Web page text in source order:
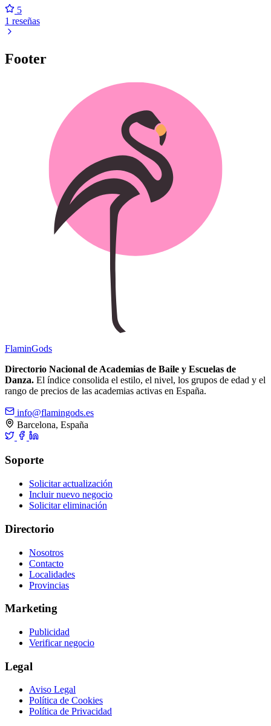
5
1 reseñas
Footer
FlaminGods
Directorio Nacional de Academias de Baile y Escuelas de
Danza. El índice consolida el estilo, el nivel, los grupos de edad y el
rango de precios de las academias activas en España.
info@flamingods.es
Barcelona, España
Soporte
Solicitar actualización
Incluir nuevo negocio
Solicitar eliminación
Directorio
Nosotros
Contacto
Localidades
Provincias
Marketing
Publicidad
Verificar negocio
Legal
Aviso Legal
Política de Cookies
Política de Privacidad